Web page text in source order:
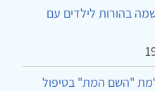
בהורות לילדים עם
"השם המת" בטיפול